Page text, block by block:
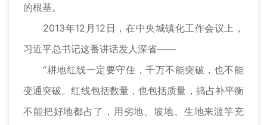
的根基。
2013年12月12日，在中央城镇化工作会议上，
习近平总书记这番讲话发人深省——
“耕地红线一定要守住，千万不能突破，也不能
变通突破。红线包括数量，也包括质量，搞占补平衡
不能把好地都占了，用劣地、坡地、生地来滥竽充